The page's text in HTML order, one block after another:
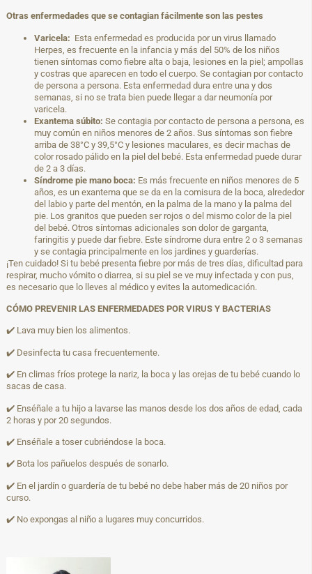
Otras enfermedades que se contagian fácilmente son las pestes
Varicela: Esta enfermedad es producida por un virus llamado
Herpes, es frecuente en la infancia y más del 50% de los niños
tienen síntomas como fiebre alta o baja, lesiones en la piel; ampollas
y costras que aparecen en todo el cuerpo. Se contagian por contacto
de persona a persona. Esta enfermedad dura entre una y dos
semanas, si no se trata bien puede llegar a dar neumonía por
varicela.
Exantema súbito: Se contagia por contacto de persona a persona, es
muy común en niños menores de 2 años. Sus síntomas son fiebre
arriba de 38°C y 39,5°C y lesiones maculares, es decir machas de
color rosado pálido en la piel del bebé. Esta enfermedad puede durar
de 2 a 3 días.
Síndrome pie mano boca: Es más frecuente en niños menores de 5
años, es un exantema que se da en la comisura de la boca, alrededor
del labio y parte del mentón, en la palma de la mano y la palma del
pie. Los granitos que pueden ser rojos o del mismo color de la piel
del bebé. Otros síntomas adicionales son dolor de garganta,
faringitis y puede dar fiebre. Este síndrome dura entre 2 o 3 semanas
y se contagia principalmente en los jardines y guarderías.
¡Ten cuidado! Si tu bebé presenta fiebre por más de tres días, dificultad para
respirar, mucho vómito o diarrea, si su piel se ve muy infectada y con pus,
es necesario que lo lleves al médico y evites la automedicación.
CÓMO PREVENIR LAS ENFERMEDADES POR VIRUS Y BACTERIAS
✔️ Lava muy bien los alimentos.
✔️ Desinfecta tu casa frecuentemente.
✔️ En climas fríos protege la nariz, la boca y las orejas de tu bebé cuando lo
sacas de casa.
✔️ Enséñale a tu hijo a lavarse las manos desde los dos años de edad, cada
2 horas y por 20 segundos.
✔️ Enséñale a toser cubriéndose la boca.
✔️ Bota los pañuelos después de sonarlo.
✔️ En el jardín o guardería de tu bebé no debe haber más de 20 niños por
curso.
✔️ No expongas al niño a lugares muy concurridos.